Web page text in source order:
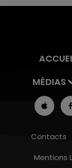
MÉDIAS
Contacts
Mentions